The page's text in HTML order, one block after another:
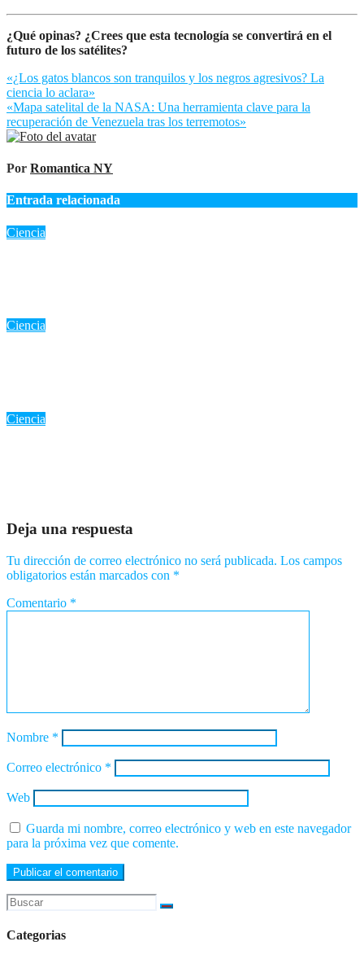
¿Qué opinas? ¿Crees que esta tecnología se convertirá en el
futuro de los satélites?
Navegación
de
entradas
«¿Los gatos blancos son tranquilos y los negros agresivos? La
ciencia lo aclara»
«Mapa satelital de la NASA: Una herramienta clave para la
recuperación de Venezuela tras los terremotos»
Por Romantica NY
Entrada relacionada
Ciencia
Ciencia
Ciencia
Deja una respuesta
Tu dirección de correo electrónico no será publicada. Los campos
obligatorios están marcados con *
Comentario *
Nombre *
Correo electrónico *
Web
Guarda mi nombre, correo electrónico y web en este navegador
para la próxima vez que comente.
Categorias